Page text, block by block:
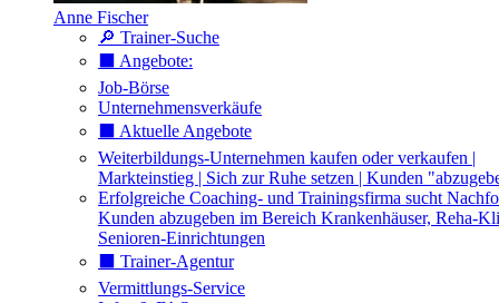
Anne Fischer
🔎 Trainer-Suche
⬛️ Angebote:
Job-Börse
Unternehmensverkäufe
⬛️ Aktuelle Angebote
Weiterbildungs-Unternehmen kaufen oder verkaufen |
Markteinstieg | Sich zur Ruhe setzen | Kunden
Erfolgreiche Coaching- und Trainingsfirma sucht
Kunden abzugeben im Bereich Krankenhäuser, Reha-
Senioren-Einrichtungen
⬛️ Trainer-Agentur
Vermittlungs-Service